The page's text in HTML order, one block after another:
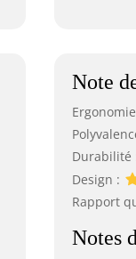
Note
Durabilité
Design :
Rapport
Notes